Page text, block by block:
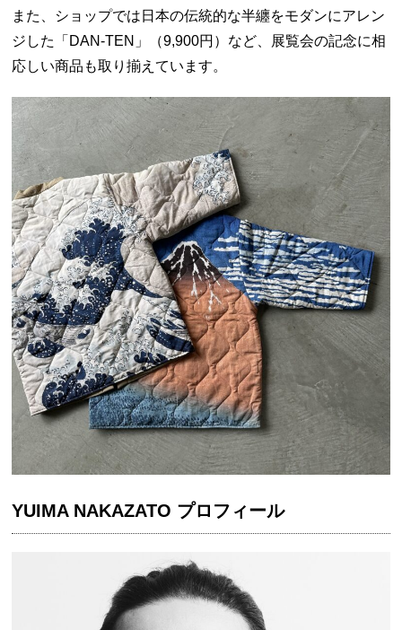
また、ショップでは日本の伝統的な半纏をモダンにアレン
ジした「DAN-TEN」（9,900円）など、展覧会の記念に相
応しい商品も取り揃えています。
YUIMA NAKAZATO プロフィール